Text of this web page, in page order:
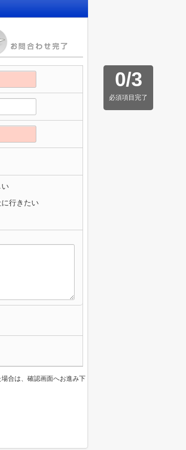
0/3
必須項目完了
行きたい
合は、確認画面へお進み下